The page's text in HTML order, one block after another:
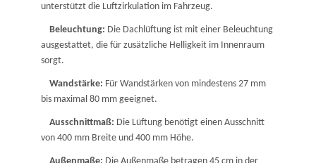
unterstützt die Luftzirkulation im Fahrzeug.
Beleuchtung: Die Dachlüftung ist mit einer Beleuchtung
ausgestattet, die für zusätzliche Helligkeit im Innenraum
sorgt.
Wandstärke: Für Wandstärken von mindestens 27 mm
bis maximal 80 mm geeignet.
Ausschnittmaß: Die Lüftung benötigt einen Ausschnitt
von 400 mm Breite und 400 mm Höhe.